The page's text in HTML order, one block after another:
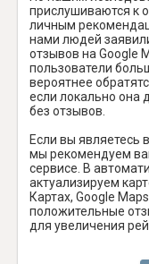
прислушиваются к
личным
нами людей
отзывов на Google
пользователи
вероятнее
если локально она
без отзывов.
Если вы
мы рекомендуем
сервисе. В
актуализируем
Картах, Google
положительные
для увеличения